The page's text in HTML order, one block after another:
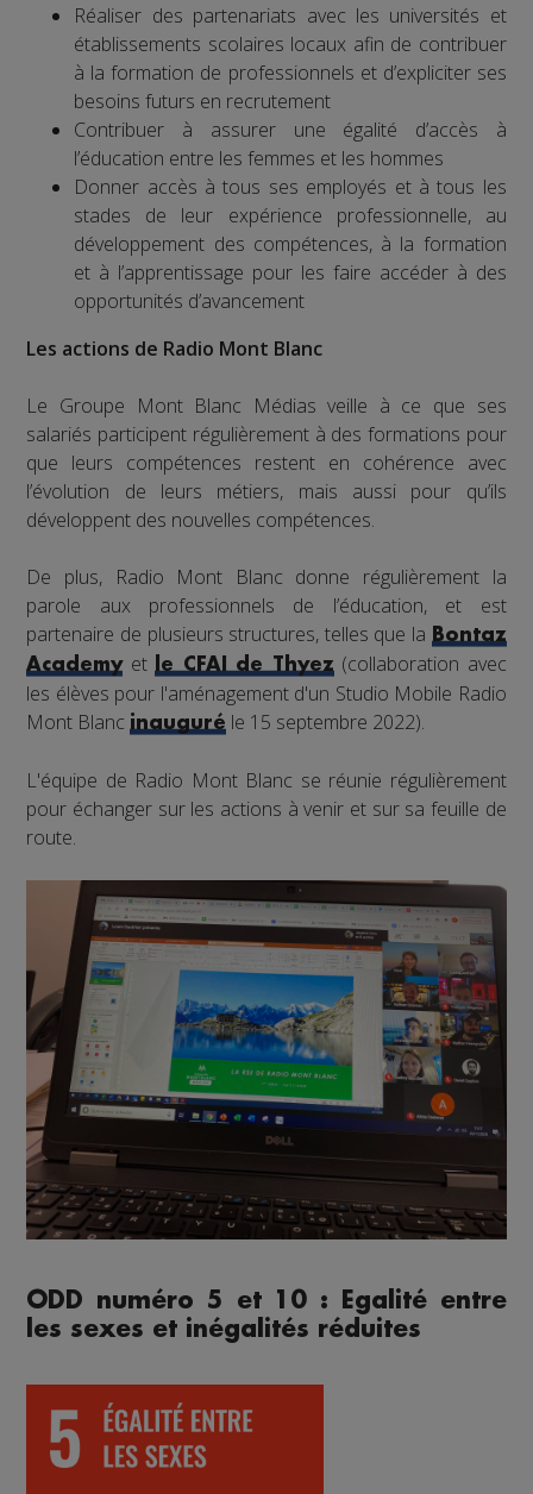
Réaliser des partenariats avec les universités et
établissements scolaires locaux afin de contribuer
à la formation de professionnels et d’expliciter ses
besoins futurs en recrutement
Contribuer à assurer une égalité d’accès à
l’éducation entre les femmes et les hommes
Donner accès à tous ses employés et à tous les
stades de leur expérience professionnelle, au
développement des compétences, à la formation
et à l’apprentissage pour les faire accéder à des
opportunités d’avancement
Les actions de Radio Mont Blanc
Le Groupe Mont Blanc Médias veille à ce que ses
salariés participent régulièrement à des formations pour
que leurs compétences restent en cohérence avec
l’évolution de leurs métiers, mais aussi pour qu’ils
développent des nouvelles compétences.
De plus, Radio Mont Blanc donne régulièrement la
parole aux professionnels de l’éducation, et est
partenaire de plusieurs structures, telles que la
Bontaz
Academyet le CFAI de Thyez(collaboration avec
les élèves pour l'aménagement d'un Studio Mobile Radio
Mont Blancinauguré le 15 septembre 2022).
L'équipe de Radio Mont Blanc se réunie régulièrement
pour échanger sur les actions à venir et sur sa feuille de
route.
ODD numéro 5 et 10 : Egalité entre
les sexes et inégalités réduites